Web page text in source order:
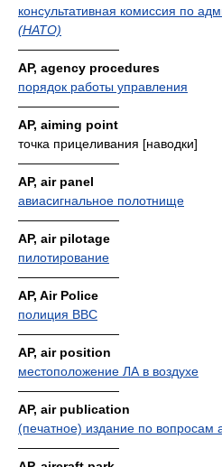
консультативная комиссия по
(НАТО)
————————
AP, agency procedures
порядок работы управления
————————
AP, aiming point
точка прицеливания [наводки]
————————
AP, air panel
авиасигнальное полотнище
————————
AP, air pilotage
пилотирование
————————
AP, Air Police
полиция ВВС
————————
AP, air position
местоположение ЛА в воздухе
————————
AP, air publication
(печатное) издание по вопросам
————————